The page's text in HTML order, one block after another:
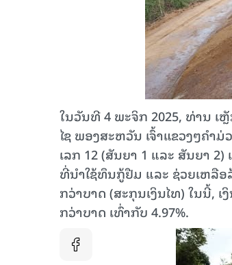
ໃນວັນທີ 4 ພະຈິກ 2025, ທ່ານ ເ
ໄຊ ພອງສະຫວັນ ເຈົ້າແຂວງໆຄໍາ
ເລກ 12 (ສັນຍາ 1 ແລະ ສັນຍາ
ທີ່ນໍາໃຊ້ທຶນກູ້ຢືມ ແລະ ຊ່ວຍເຫລືອ
ກວ່າບາດ (ສະກຸນເງິນໄທ) ໃນນີ້, ເ
ກວ່າບາດ ເທົ່າກັບ 4.97%.